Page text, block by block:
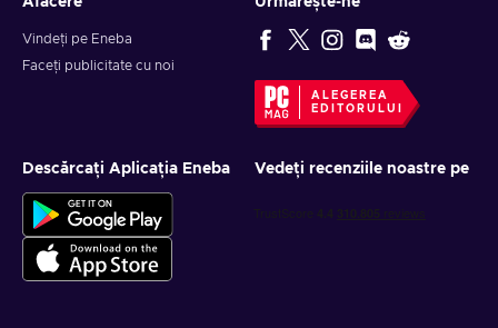
Vindeți pe Eneba
Faceți publicitate cu noi
ALEGEREA
EDITORULUI
Descărcați Aplicația Eneba Vedeți recenziile noastre pe